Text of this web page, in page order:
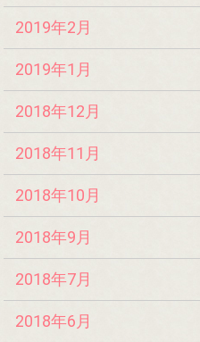
2019年2月
2019年1月
2018年12月
2018年11月
2018年10月
2018年9月
2018年7月
2018年6月